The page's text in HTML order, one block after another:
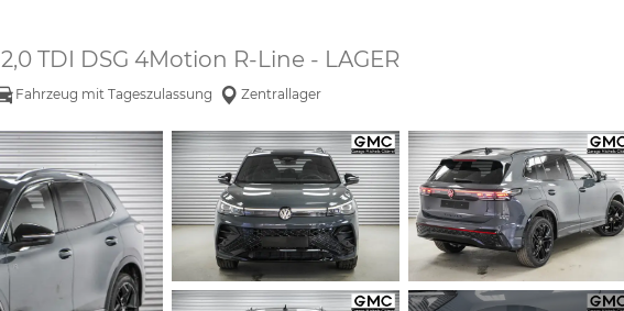
2,0 TDI DSG 4Motion R-Line - LAGER
Fahrzeug mit Tageszulassung Zentrallager